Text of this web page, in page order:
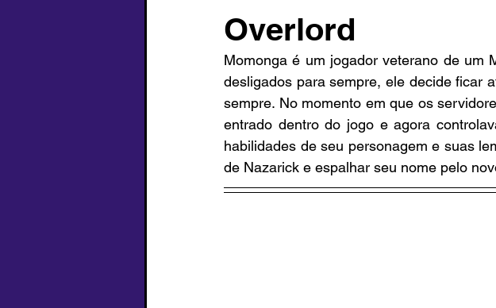
Overlord
Momonga é um jogador veterano de um
desligados para sempre, ele decide ficar
sempre. No momento em que os
entrado dentro do jogo e agora
habilidades de seu personagem e suas
de Nazarick e espalhar seu nome pelo